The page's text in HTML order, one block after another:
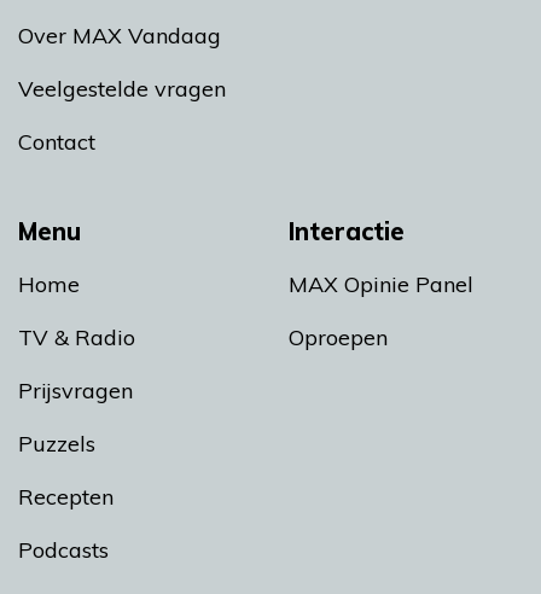
Menu
Home
TV & Radio
Prijsvragen
Puzzels
Recepten
Podcasts
Interactie
MAX Opinie Panel
Oproepen
Over MAX Vandaag
Veelgestelde vragen
Contact